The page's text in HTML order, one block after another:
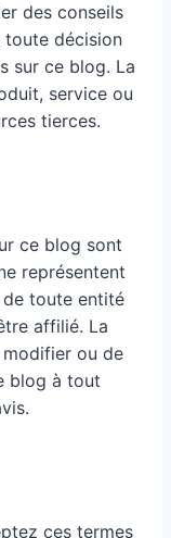
des conseils
toute décision
sur ce blog. La
service ou
tierces.
ce blog sont
représentent
de toute entité
affilié. La
ou de
blog à tout
ces termes